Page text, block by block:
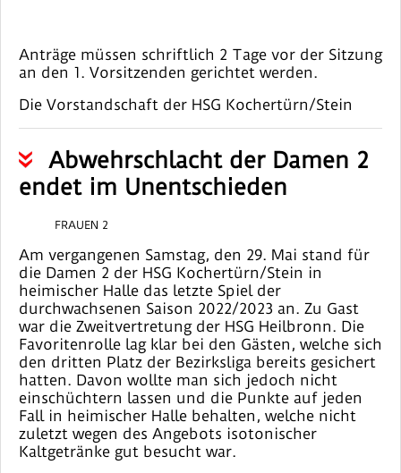
Anträge müssen schriftlich 2 Tage vor der Sitzung
an den 1. Vorsitzenden gerichtet werden.
Die Vorstandschaft der HSG Kochertürn/Stein
Abwehrschlacht der Damen 2
endet im Unentschieden
FRAUEN 2
Am vergangenen Samstag, den 29. Mai stand für
die Damen 2 der HSG Kochertürn/Stein in
heimischer Halle das letzte Spiel der
durchwachsenen Saison 2022/2023 an. Zu Gast
war die Zweitvertretung der HSG Heilbronn. Die
Favoritenrolle lag klar bei den Gästen, welche sich
den dritten Platz der Bezirksliga bereits gesichert
hatten. Davon wollte man sich jedoch nicht
einschüchtern lassen und die Punkte auf jeden
Fall in heimischer Halle behalten, welche nicht
zuletzt wegen des Angebots isotonischer
Kaltgetränke gut besucht war.